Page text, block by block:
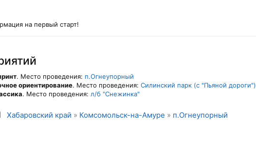
на первый старт!
. Место проведения: п.Огнеупорный
ориентирование. Место проведения: Силинский парк (с "Пьяной дороги")
. Место проведения: л/б "Снежинка"
Хабаровский край » Комсомольск-на-Амуре » п.Огнеупорный